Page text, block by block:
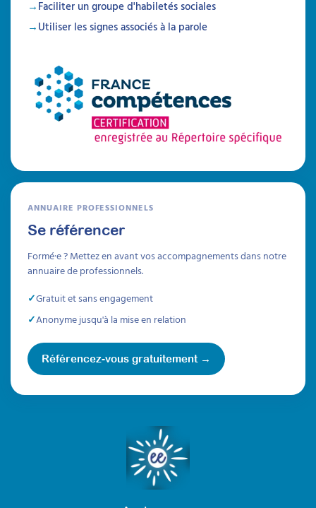
Identifier et prévenir les risques liés à la
sécurité
Attestation de formation
Cette formation permet aux professionnels et
aidants familiaux d'acquérir des compétences
l'autonomie des personnes avec TSA ou
TDAH, en prévenant les risques, en adaptant
compétences sécuritaires.
Durée 20h réparties sur 6 semaines
Être prévenu
Formations
Faciliter un groupe d'habiletés sociales
Utiliser les signes associés à la parole
ANNUAIRE PROFESSIONNELS
Se référencer
Formé·e ? Mettez en avant vos accompagnements dans notre
annuaire de professionnels.
Gratuit et sans engagement
Anonyme jusqu'à la mise en relation
Référencez-vous gratuitement →